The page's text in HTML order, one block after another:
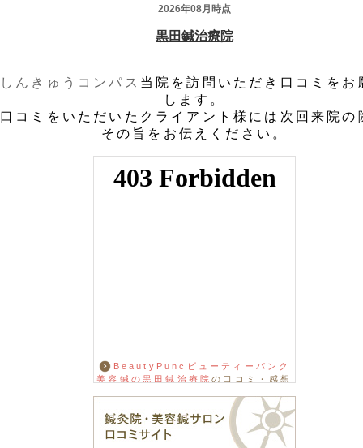
しんきゅうコンパス 当院を訪問いただき口コミをお
します。
口コミをいただいたクライアント様には次回来院の
その旨をお伝えください。
BeautyPuncビューティーパンク
美容鍼の黒田鍼治療院の口コミ・感想